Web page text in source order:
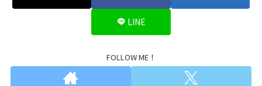
LINE
FOLLOW ME！